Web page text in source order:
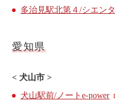
よくある質問
法人のお客様
料金プラン
多治見駅北第４/シエンタ
愛知県
< 犬山市 >
犬山駅前/ノートe-power